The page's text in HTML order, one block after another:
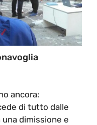
ancora:
di tutto dalle
una dimissione e